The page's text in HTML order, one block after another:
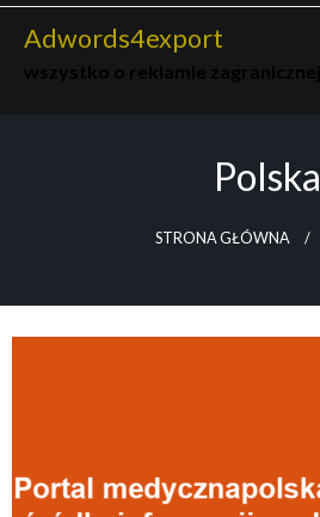
Skip
Adwords4export
Polska
STRONA GŁÓWNA